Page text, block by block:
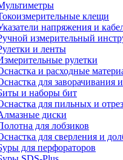
клещи
напряжения и
измерительный
и ленты
рулетки
и расходные
для заворачивания
и наборы бит
для пильных и
диски
для лобзиков
для сверления и
для перфораторов